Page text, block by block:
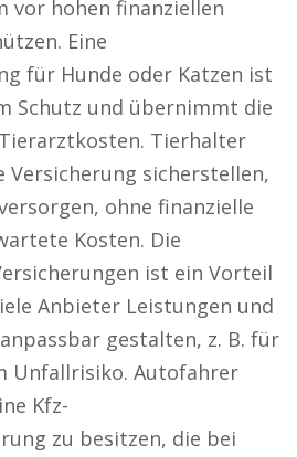
vor hohen finanziellen
Eine
für Hunde oder Katzen ist
Schutz und übernimmt die
Tierhalter
Versicherung sicherstellen,
ohne finanzielle
Kosten. Die
ist ein Vorteil
Anbieter Leistungen und
gestalten, z. B. für
Unfallrisiko. Autofahrer
Kfz-
zu besitzen, die bei